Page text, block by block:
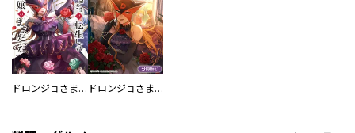
ドロンジョさまは転生しても悪役令嬢のままだった ドロンジョさまは転生しても悪役令嬢のままだった【分冊版】